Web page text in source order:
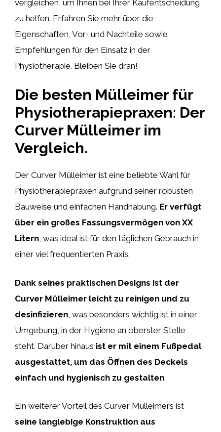
vergleichen, um Ihnen bei Ihrer Kaufentscheidung
zu helfen. Erfahren Sie mehr über die
Eigenschaften, Vor- und Nachteile sowie
Empfehlungen für den Einsatz in der
Physiotherapie. Bleiben Sie dran!
Die besten Mülleimer für
Physiotherapiepraxen: Der
Curver Mülleimer im
Vergleich.
Der Curver Mülleimer ist eine beliebte Wahl für
Physiotherapiepraxen aufgrund seiner robusten
Bauweise und einfachen Handhabung. Er verfügt
über ein großes Fassungsvermögen von XX
Litern, was ideal ist für den täglichen Gebrauch in
einer viel frequentierten Praxis.
Dank seines praktischen Designs ist der
Curver Mülleimer leicht zu reinigen und zu
desinfizieren , was besonders wichtig ist in einer
Umgebung, in der Hygiene an oberster Stelle
steht. Darüber hinaus ist er mit einem Fußpedal
ausgestattet, um das Öffnen des Deckels
einfach und hygienisch zu gestalten.
Ein weiterer Vorteil des Curver Mülleimers ist
seine langlebige Konstruktion aus